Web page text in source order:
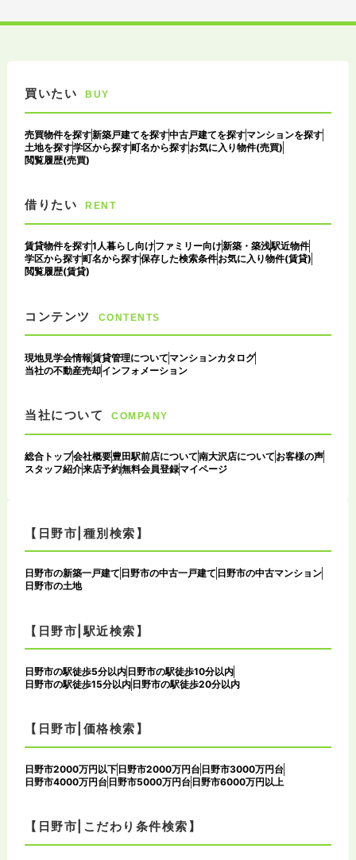
買いたい BUY
売買物件を探す新築戸建てを探す中古戸建てを探すマンションを探す
土地を探す学区から探す町名から探すお気に入り物件(売買)
閲覧履歴(売買)
借りたい RENT
賃貸物件を探す1人暮らし向けファミリー向け新築・築浅駅近物件
学区から探す町名から探す保存した検索条件お気に入り物件(賃貸)
閲覧履歴(賃貸)
コンテンツ CONTENTS
現地見学会情報賃貸管理について マンションカタログ
当社の不動産売却インフォメーション
当社について COMPANY
総合トップ会社概要豊田駅前店について南大沢店について お客様の声
スタッフ紹介来店予約無料会員登録マイページ
【日野市|種別検索】
日野市の新築一戸建て 日野市の中古一戸建て 日野市の中古マンション
日野市の土地
【日野市|駅近検索】
日野市の駅徒歩5分以内日野市の駅徒歩10分以内
日野市の駅徒歩15分以内日野市の駅徒歩20分以内
【日野市|価格検索】
日野市2000万円以下 日野市2000万円台 日野市3000万円台
日野市4000万円台 日野市5000万円台 日野市6000万円以上
【日野市|こだわり条件検索】